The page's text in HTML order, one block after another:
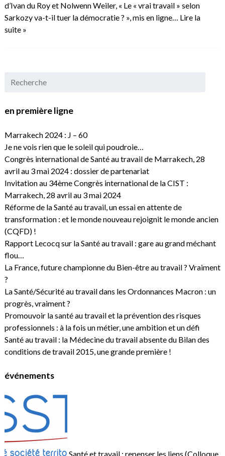
d’Ivan du Roy et Nolwenn Weiler, « Le « vrai travail » selon
Sarkozy va-t-il tuer la démocratie ? », mis en ligne… Lire la
suite »
en première ligne
Marrakech 2024 : J – 60
Je ne vois rien que le soleil qui poudroie…
Congrès international de Santé au travail de Marrakech, 28
avril au 3 mai 2024 : dossier de partenariat
Invitation au 34ème Congrès international de la CIST :
Marrakech, 28 avril au 3 mai 2024
Réforme de la Santé au travail, un essai en attente de
transformation : et le monde nouveau rejoignit le monde ancien
(CQFD) !
Rapport Lecocq sur la Santé au travail : gare au grand méchant
flou…
La France, future championne du Bien-être au travail ? Vraiment
?
La Santé/Sécurité au travail dans les Ordonnances Macron : un
progrès, vraiment ?
Promouvoir la santé au travail et la prévention des risques
professionnels : à la fois un métier, une ambition et un défi
Santé au travail : la Médecine du travail absente du Bilan des
conditions de travail 2015, une grande première !
événements
Santé et travail : repenser les liens (Colloque